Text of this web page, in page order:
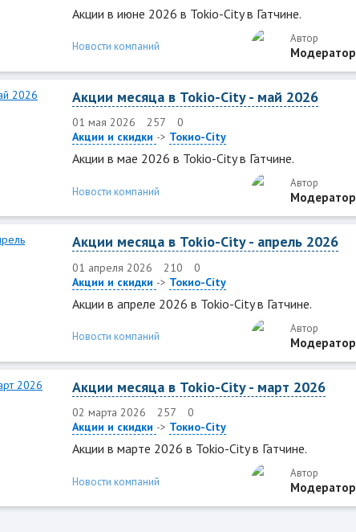
Акции в июне 2026 в Tokio-City в Гатчине.
Новости компаний
Автор
Модератор
Акции месяца в Tokio-City - май 2026
01 мая 2026 257
0
Акции и скидки -> Токио-City
Акции в мае 2026 в Tokio-City в Гатчине.
Новости компаний
Автор
Модератор
Акции месяца в Tokio-City - апрель 2026
01 апреля 2026 210
0
Акции и скидки -> Токио-City
Акции в апреле 2026 в Tokio-City в Гатчине.
Новости компаний
Автор
Модератор
Акции месяца в Tokio-City - март 2026
02 марта 2026 257
0
Акции и скидки -> Токио-City
Акции в марте 2026 в Tokio-City в Гатчине.
Новости компаний
Автор
Модератор